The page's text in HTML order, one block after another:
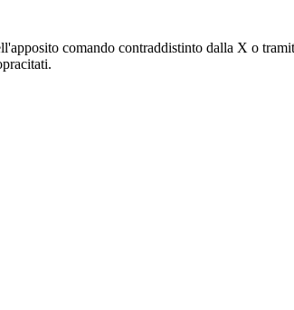
comando contraddistinto dalla X o